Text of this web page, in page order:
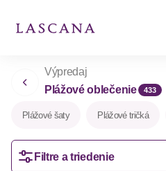
Výpredaj
Plážové oblečenie
433
Plážové šaty Plážové tričká
Filtre a triedenie